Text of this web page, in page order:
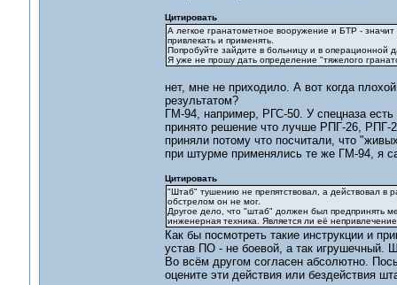
Цитировать
А легкое гранатометное вооружение и БТР -
привлекать и применять.
Попробуйте зайдите в больницу и в операционной
Я уже не прошу дать определение "тяжелого
нет, мне не приходило. А вот когда
результатом?
ГМ-94, например, РГС-50. У спецназа
принято решение что лучше РПГ-26,
приняли потому что посчитали, что
при штурме применялись те же ГМ-94,
Цитировать
"Штаб" тушению не препятствовал, а действовал в
обстрелом он не мог.
Другое дело, что "штаб" должен был предпринять
инженерная техника. Является ли её
Как бы посмотреть такие инструкции и
устав ПО - не боевой, а так
Во всём другом согласен абсолютно.
оцените эти действия или бездействия